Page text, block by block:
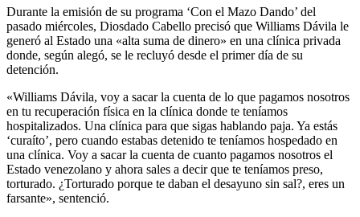
Durante la emisión de su programa ‘Con el Mazo Dando’ del
pasado miércoles, Diosdado Cabello precisó que Williams Dávila le
generó al Estado una «alta suma de dinero» en una clínica privada
donde, según alegó, se le recluyó desde el primer día de su
detención.
«Williams Dávila, voy a sacar la cuenta de lo que pagamos nosotros
en tu recuperación física en la clínica donde te teníamos
hospitalizados. Una clínica para que sigas hablando paja. Ya estás
‘curaíto’, pero cuando estabas detenido te teníamos hospedado en
una clínica. Voy a sacar la cuenta de cuanto pagamos nosotros el
Estado venezolano y ahora sales a decir que te teníamos preso,
torturado. ¿Torturado porque te daban el desayuno sin sal?, eres un
farsante», sentenció.